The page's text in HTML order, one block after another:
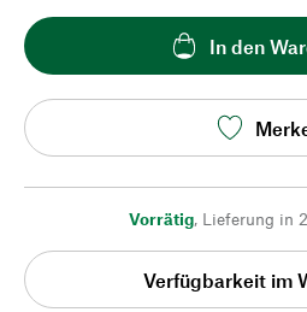
In den
Vorrätig, Lieferung in
Verfügbarkeit im